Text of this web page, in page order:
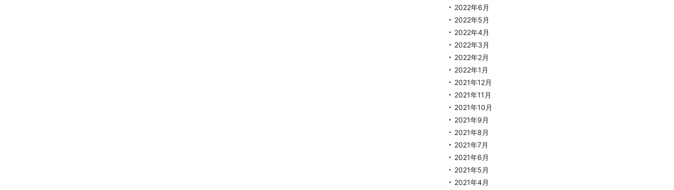
2022年6月
2022年5月
2022年4月
2022年3月
2022年2月
2022年1月
2021年12月
2021年11月
2021年10月
2021年9月
2021年8月
2021年7月
2021年6月
2021年5月
2021年4月